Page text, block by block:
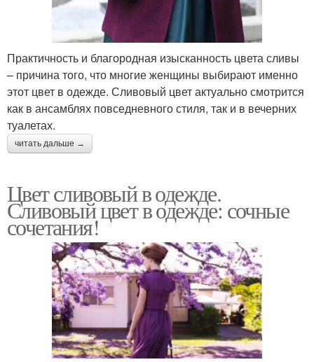
Практичность и благородная изысканность цвета сливы
– причина того, что многие женщины выбирают именно
этот цвет в одежде. Сливовый цвет актуально смотрится
как в ансамблях повседневного стиля, так и в вечерних
туалетах.
читать дальше →
Цвет сливовый в одежде.
Сливовый цвет в одежде: сочные
сочетания!